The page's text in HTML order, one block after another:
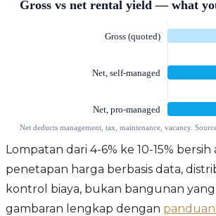
Lompatan dari 4-6% ke 10-15% bersih
penetapan harga berbasis data,
kontrol biaya, bukan bangunan
gambaran lengkap dengan panduan